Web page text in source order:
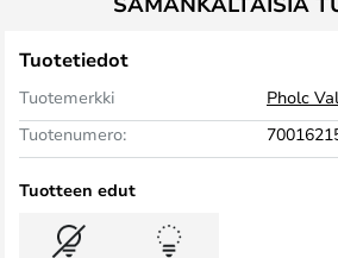
Tuotetiedot
Tuotemerkki
Pholc
Tuotenumero:
Tuotteen edut